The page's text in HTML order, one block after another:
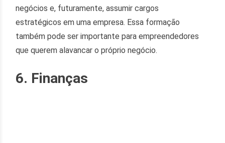
negócios e, futuramente, assumir cargos
estratégicos em uma empresa. Essa formação
também pode ser importante para empreendedores
que querem alavancar o próprio negócio.
6. Finanças